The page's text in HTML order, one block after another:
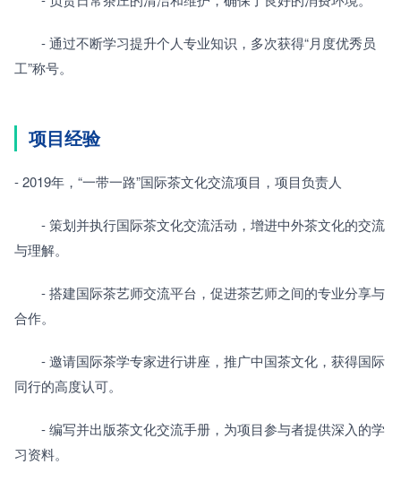
- 通过不断学习提升个人专业知识，多次获得“月度优秀员
工”称号。
项目经验
- 2019年，“一带一路”国际茶文化交流项目，项目负责人
- 策划并执行国际茶文化交流活动，增进中外茶文化的交流
与理解。
- 搭建国际茶艺师交流平台，促进茶艺师之间的专业分享与
合作。
- 邀请国际茶学专家进行讲座，推广中国茶文化，获得国际
同行的高度认可。
- 编写并出版茶文化交流手册，为项目参与者提供深入的学
习资料。